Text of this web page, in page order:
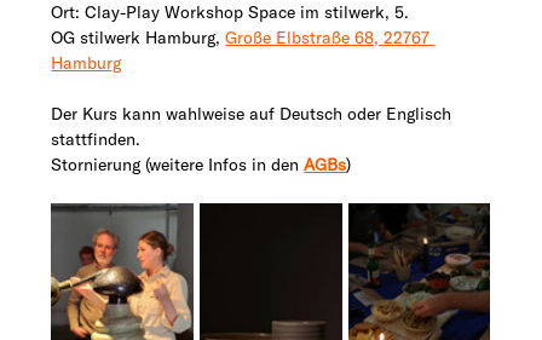
Ort: Clay-Play Workshop Space im stilwerk, 5.
OG stilwerk Hamburg, Große Elbstraße 68, 22767
Hamburg
Der Kurs kann wahlweise auf Deutsch oder Englisch
stattfinden.
Stornierung (weitere Infos in den AGBs)